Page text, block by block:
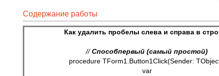
Содержание работы
Как удалить пробелы слева и справа в
// Способпервый (самый простой)
procedure TForm1.Button1Click(Sender:
var